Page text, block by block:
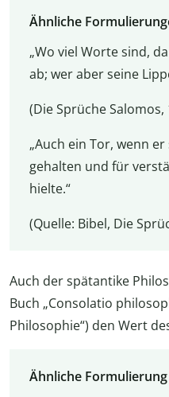
Ähnliche
„Wo viel Worte sind,
ab; wer aber seine
(Die Sprüche Salomos,
„Auch ein Tor, wenn
gehalten und für
hielte.“
(Quelle: Bibel, Die
Auch der spätantike
Buch „Consolatio
Philosophie“) den Wert
Ähnliche